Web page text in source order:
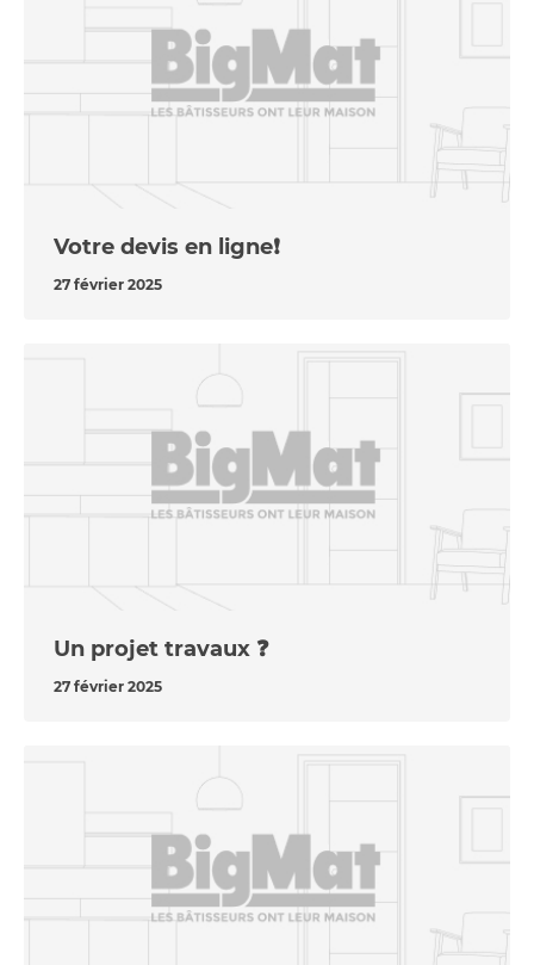
Votre devis en ligne❗️
27 février 2025
Un projet travaux ❓
27 février 2025